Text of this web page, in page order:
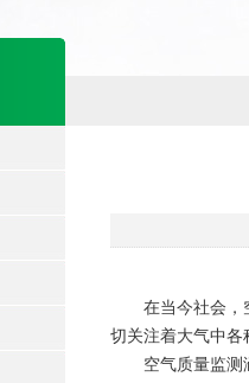
在当今社会，空
切关注着大气中各
空气质量监测涵